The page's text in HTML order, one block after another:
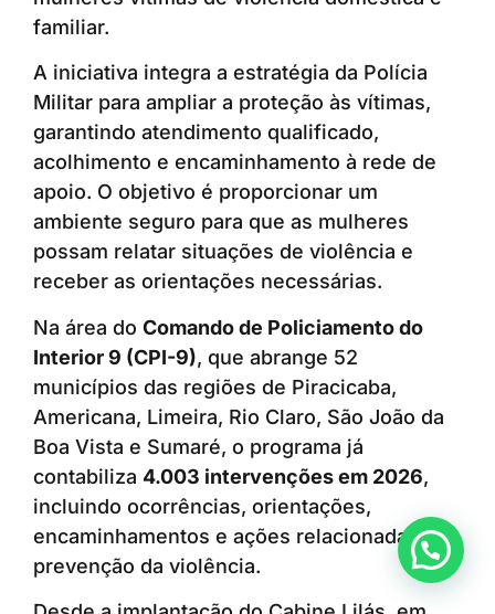
familiar.
A iniciativa integra a estratégia da Polícia
Militar para ampliar a proteção às vítimas,
garantindo atendimento qualificado,
acolhimento e encaminhamento à rede de
apoio. O objetivo é proporcionar um
ambiente seguro para que as mulheres
possam relatar situações de violência e
receber as orientações necessárias.
Na área do Comando de Policiamento do
Interior 9 (CPI-9), que abrange 52
municípios das regiões de Piracicaba,
Americana, Limeira, Rio Claro, São João da
Boa Vista e Sumaré, o programa já
contabiliza 4.003 intervenções em 2026,
incluindo ocorrências, orientações,
encaminhamentos e ações relacionadas à
prevenção da violência.
Anunciar ou recomendar matéria